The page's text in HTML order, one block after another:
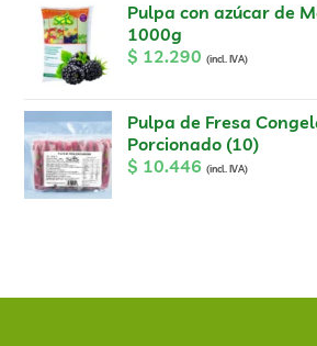
Pulpa con azúcar de
1000g
$ 12.290 (incl. IVA)
Pulpa de Fresa
Porcionado (10)
$ 10.446 (incl. IVA)